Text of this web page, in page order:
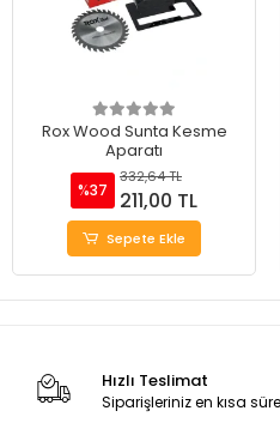
Rox Wood Sunta Kesme
Aparatı
%37
332,64 TL
211,00 TL
Sepete Ekle
Hızlı Teslimat
Siparişleriniz en kısa